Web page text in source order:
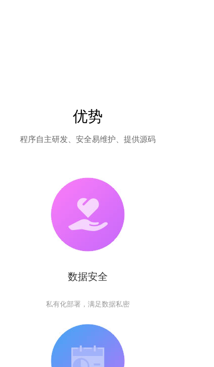
优势
程序自主研发、安全易维护、提供源码
数据安全
私有化部署，满足数据私密